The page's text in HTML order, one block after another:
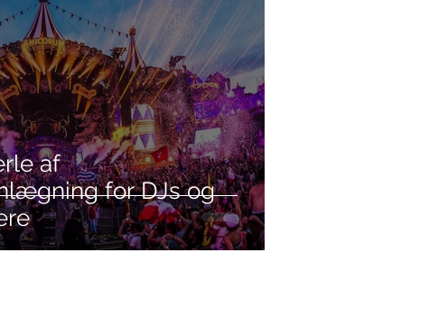
af
for DJs og